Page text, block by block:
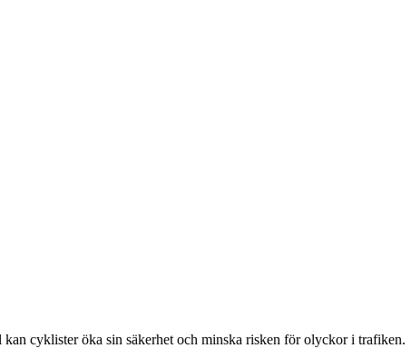
cyklister öka sin säkerhet och minska risken för olyckor i trafiken.